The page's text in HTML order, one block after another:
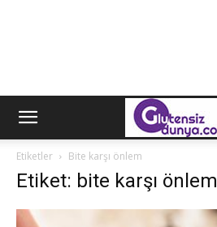
Etiketler Bite karşı önlem
Etiket: bite karşı önlem